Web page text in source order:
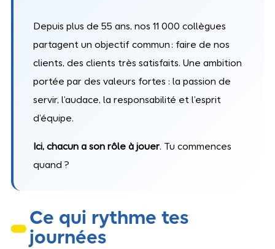
Depuis plus de 55 ans, nos 11 000 collègues
partagent un objectif commun : faire de nos
clients, des clients très satisfaits. Une ambition
portée par des valeurs fortes : la passion de
servir, l’audace, la responsabilité et l’esprit
d’équipe.
Ici, chacun a son rôle à jouer. Tu commences
quand ?
Ce qui rythme tes
journées